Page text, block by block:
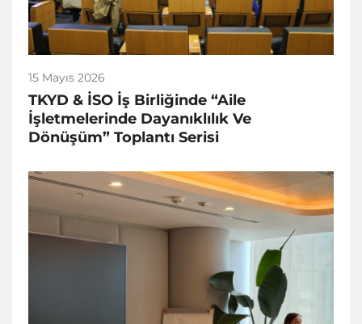
15 Mayıs 2026
TKYD & İSO İş Birliğinde “Aile
İşletmelerinde Dayanıklılık Ve
Dönüşüm” Toplantı Serisi